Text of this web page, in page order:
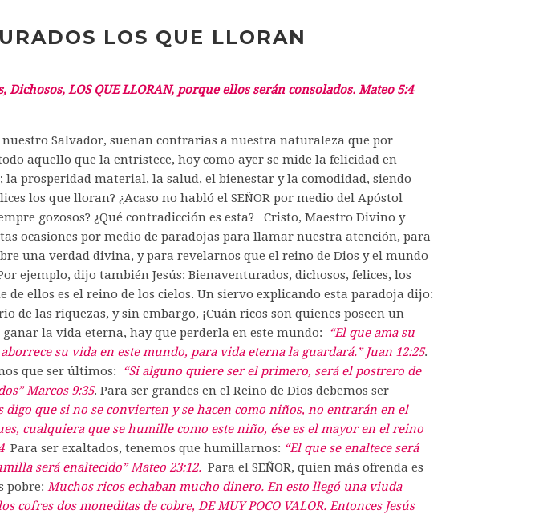
LOS QUE LLORAN
Dichosos, LOS QUE LLORAN, porque ellos serán consolados. Mateo 5:4
nuestro Salvador, suenan contrarias a nuestra naturaleza que por
aquello que la entristece, hoy como ayer se mide la felicidad en
la prosperidad material, la salud, el bienestar y la comodidad, siendo
los que lloran? ¿Acaso no habló el SEÑOR por medio del Apóstol
gozosos? ¿Qué contradicción es esta? Cristo, Maestro Divino y
ocasiones por medio de paradojas para llamar nuestra atención, para
una verdad divina, y para revelarnos que el reino de Dios y el mundo
ejemplo, dijo también Jesús: Bienaventurados, dichosos, felices, los
de ellos es el reino de los cielos. Un siervo explicando esta paradoja dijo:
de las riquezas, y sin embargo, ¡Cuán ricos son quienes poseen un
la vida eterna, hay que perderla en este mundo:
“El que ama su
su vida en este mundo, para vida eterna la guardará.” Juan 12:25.
que ser últimos:
“Si alguno quiere ser el primero, será el postrero de
Marcos 9:35. Para ser grandes en el Reino de Dios debemos ser
digo que si no se convierten y se hacen como niños, no entrarán en el
cualquiera que se humille como este niño, ése es el mayor en el reino
Para ser exaltados, tenemos que humillarnos: “El que se enaltece será
será enaltecido” Mateo 23:12. Para el SEÑOR, quien más ofrenda es
pobre: Muchos ricos echaban mucho dinero. En esto llegó una viuda
cofres dos moneditas de cobre, DE MUY POCO VALOR. Entonces Jesús